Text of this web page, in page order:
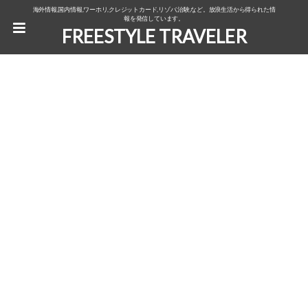
海外情報,国内情報,ワーホリ,クレジットカード,リゾバ,治験,など。放浪生活から得られた情
報を発信しています。
FREESTYLE TRAVELER